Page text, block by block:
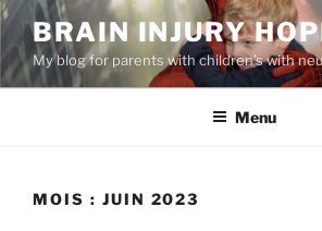
Aller
contenu
principal
BRAIN INJURY
My blog for parents with children’s with
Menu
MOIS : JUIN 2023